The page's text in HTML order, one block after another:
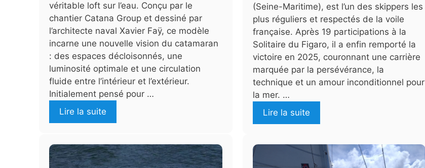
véritable loft sur l’eau. Conçu par le
chantier Catana Group et dessiné par
l’architecte naval Xavier Faÿ, ce modèle
incarne une nouvelle vision du catamaran
: des espaces décloisonnés, une
luminosité optimale et une circulation
fluide entre l’intérieur et l’extérieur.
Initialement pensé pour …
Lire la suite
(Seine-Maritime), est l’un des skippers les
plus réguliers et respectés de la voile
française. Après 19 participations à la
Solitaire du Figaro, il a enfin remporté la
victoire en 2025, couronnant une carrière
marquée par la persévérance, la
technique et un amour inconditionnel pour
la mer. …
Lire la suite